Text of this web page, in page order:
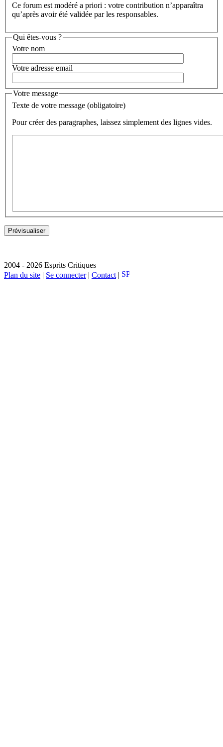
Ce forum est modéré a priori : votre contribution n’apparaîtra
qu’après avoir été validée par les responsables.
Qui êtes-vous ?
Votre nom
Votre adresse email
Votre message
Texte de votre message (obligatoire)
Pour créer des paragraphes, laissez simplement des lignes vides.
2004 - 2026 Esprits Critiques
Plan du site | Se connecter| Contact |